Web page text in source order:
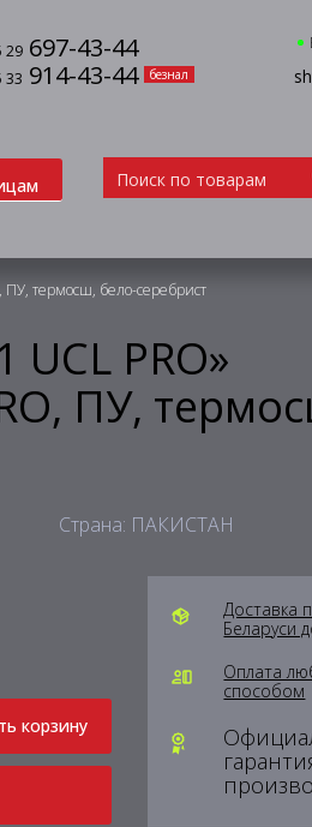
29 697-43-44
33 914-43-44 безнал
ПУ, термосш, бело-серебрист
UCL PRO»
ПУ,
Страна: ПАКИСТАН
корзину
Доставка
Беларуси
Оплата
способом